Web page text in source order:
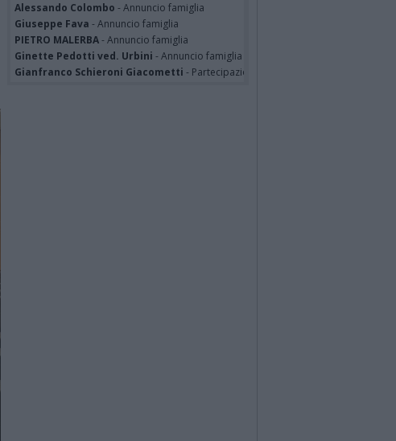
Alessando Colombo - Annuncio famiglia
Giuseppe Fava - Annuncio famiglia
PIETRO MALERBA- Annuncio famiglia
Ginette Pedotti ved. Urbini - Annuncio famiglia
Gianfranco Schieroni Giacometti - Partecipazione